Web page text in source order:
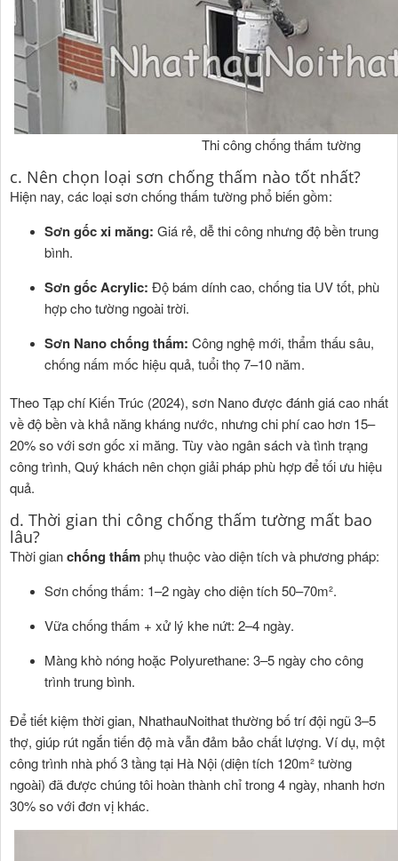
Thi công chống thấm tường
c. Nên chọn loại sơn chống thấm nào tốt nhất?
Hiện nay, các loại sơn chống thấm tường phổ biến gồm:
Sơn gốc xi măng: Giá rẻ, dễ thi công nhưng độ bền trung
bình.
Sơn gốc Acrylic: Độ bám dính cao, chống tia UV tốt, phù
hợp cho tường ngoài trời.
Sơn Nano chống thấm: Công nghệ mới, thẩm thấu sâu,
chống nấm mốc hiệu quả, tuổi thọ 7–10 năm.
Theo Tạp chí Kiến Trúc (2024), sơn Nano được đánh giá cao nhất
về độ bền và khả năng kháng nước, nhưng chi phí cao hơn 15–
20% so với sơn gốc xi măng. Tùy vào ngân sách và tình trạng
công trình, Quý khách nên chọn giải pháp phù hợp để tối ưu hiệu
quả.
d. Thời gian thi công chống thấm tường mất bao
lâu?
Thời gianchống thấmphụ thuộc vào diện tích và phương pháp:
Sơn chống thấm: 1–2 ngày cho diện tích 50–70m².
Vữa chống thấm + xử lý khe nứt: 2–4 ngày.
Màng khò nóng hoặc Polyurethane: 3–5 ngày cho công
trình trung bình.
Để tiết kiệm thời gian, NhathauNoithat thường bố trí đội ngũ 3–5
thợ, giúp rút ngắn tiến độ mà vẫn đảm bảo chất lượng. Ví dụ, một
công trình nhà phố 3 tầng tại Hà Nội (diện tích 120m² tường
ngoài) đã được chúng tôi hoàn thành chỉ trong 4 ngày, nhanh hơn
30% so với đơn vị khác.